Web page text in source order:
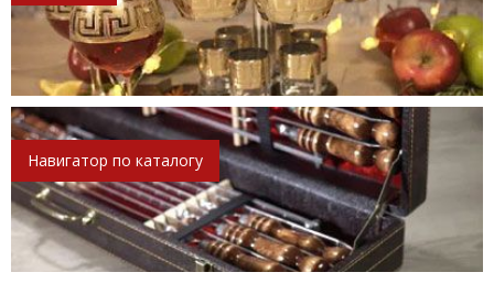
Навигатор по каталогу